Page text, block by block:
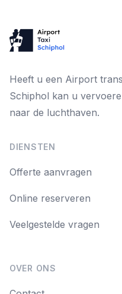
Heeft u een Airport
Schiphol kan u
naar de luchthaven.
DIENSTEN
Offerte aanvragen
Online reserveren
Veelgestelde vragen
OVER ONS